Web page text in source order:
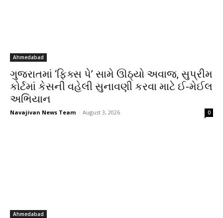
Ahmedabad
ગુજરાતમાં ‘ફિક્સ પે’ સામે ઊઠ્યો અવાજ, સુપ્રીમ
કોર્ટમાં કેસની વહેલી સુનાવણી કરવા માટે ઈ-મેઈલ
અભિયાન
Navajivan News Team - August 3, 2026 0
Ahmedabad